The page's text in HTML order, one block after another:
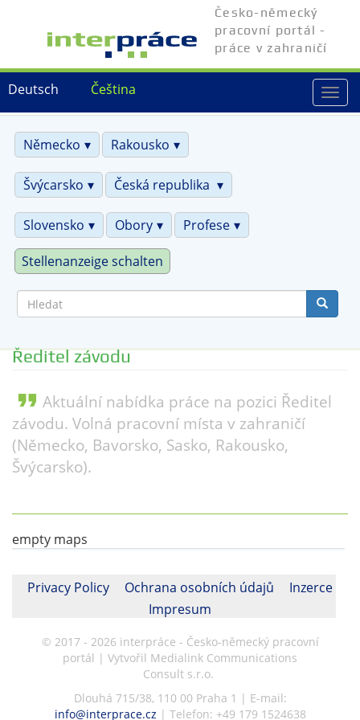
hlavnímu
Čeština
Deutsch
Česko-německý
pracovní portál -
práce v zahraničí
Německo
Rakousko
Švýcarsko Česká republika
Slovensko Obory Profese
Stellenanzeige schalten
Ředitel závodu
format_quote Aktuální nabídka práce na pozici Ředitel
závodu. Volná pracovní místa v zahraničí
(Německo, Bavorsko, Sasko, Rakousko,
Švýcarsko).
empty maps
Privacy Policy Ochrana osobních údajů
Inzerce
Impresum
© 2017 - 2026 interpráce - Česko-německý pracovní
portál | Vytvořil Medialink Communications
Consult s.r.o.
Dlouhá 715/38, 110 00 Praha 1 | E-mail:
info@interprace.cz | Telefon: +49 179 1524638